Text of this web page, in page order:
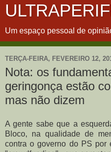
Um espaço pessoal de
TERÇA-FEIRA, FEVEREIRO 12,
Nota: os
geringonça estão
mas não dizem
A gente sabe que a
Bloco, na qualidade de
contra o governo do PS por